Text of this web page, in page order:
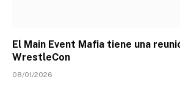
El Main Event Mafia tiene una
WrestleCon
08/01/2026